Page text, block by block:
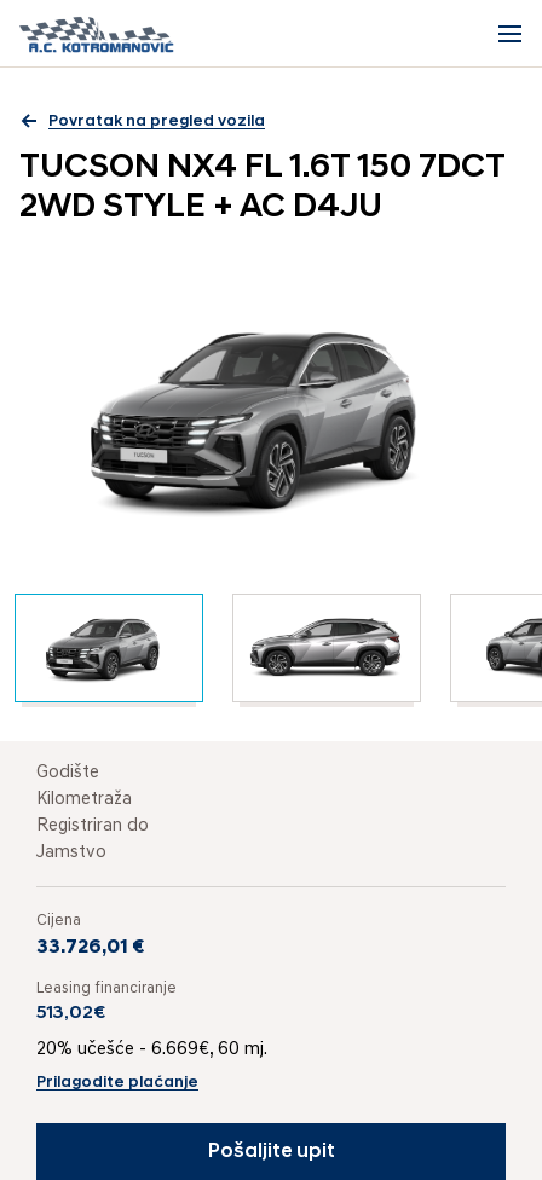
Povratak na pregled vozila
TUCSON NX4 FL 1.6T 150 7DCT
2WD STYLE + AC D4JU
Godište
Kilometraža
Registriran do
Jamstvo
Cijena
33.726,01 €
Leasing financiranje
513,02€
20% učešće - 6.669€, 60 mj.
Prilagodite plaćanje
Pošaljite upit